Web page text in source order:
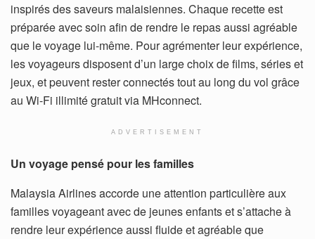
inspirés des saveurs malaisiennes. Chaque recette est
préparée avec soin afin de rendre le repas aussi agréable
que le voyage lui-même. Pour agrémenter leur expérience,
les voyageurs disposent d’un large choix de films, séries et
jeux, et peuvent rester connectés tout au long du vol grâce
au Wi-Fi illimité gratuit via MHconnect.
ADVERTISEMENT
Un voyage pensé pour les familles
Malaysia Airlines accorde une attention particulière aux
familles voyageant avec de jeunes enfants et s’attache à
rendre leur expérience aussi fluide et agréable que